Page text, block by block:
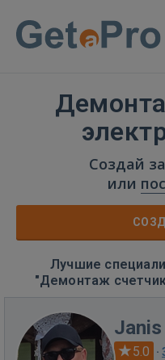
Создай
или
Лучшие
"Демонтаж
5.0 ·